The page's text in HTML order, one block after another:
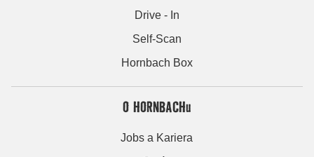
Drive - In
Self-Scan
Hornbach Box
O HORNBACHu
Jobs a Kariera